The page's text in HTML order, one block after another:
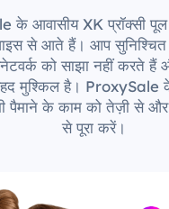
के आवासीय XK प्रॉक्सी
से आते हैं। आप
को साझा नहीं करते हैं
मुश्किल है। ProxySale
पैमाने के काम को तेज़ी से
से पूरा करें।